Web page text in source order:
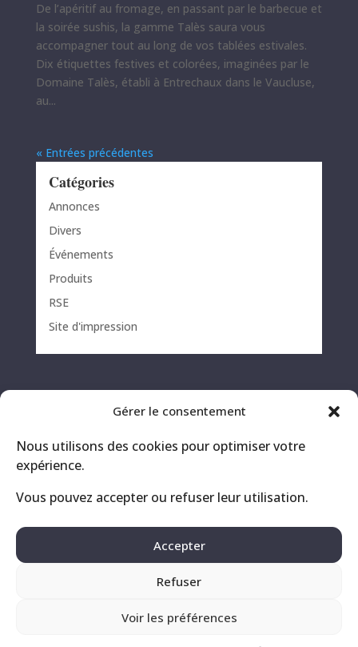
Gérer le consentement
Nous utilisons des cookies pour optimiser votre
expérience.
Vous pouvez accepter ou refuser leur utilisation.
Accepter
Refuser
Voir les préférences
De l’apéritif au fromage, en passant par le barbecue et
la soirée sushis, la gamme Talès saura vous
accompagner tout au long de vos tablées estivales.
Dix étiquettes festives et colorées, imaginées par le
Domaine Talès, établi à Entrechaux dans le Vaucluse,
au...
« Entrées précédentes
Catégories
Annonces
Divers
Événements
Produits
RSE
Site d'impression
Contact
Mentions légales
Politique de confidentialité